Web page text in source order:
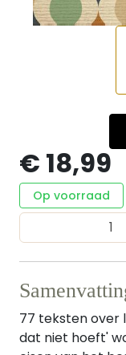
€ 18,99
Op voorraad
77 teksten over
dat niet hoeft'